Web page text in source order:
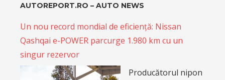
AUTOREPORT.RO – AUTO NEWS
Un nou record mondial de eficiență: Nissan
Qashqai e-POWER parcurge 1.980 km cu un
singur rezervor
Producătorul nipon